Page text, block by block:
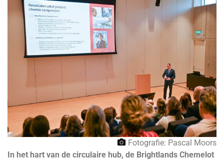
Fotografie: Pascal Moors
In het hart van de circulaire hub, de Brightlands Chemelot